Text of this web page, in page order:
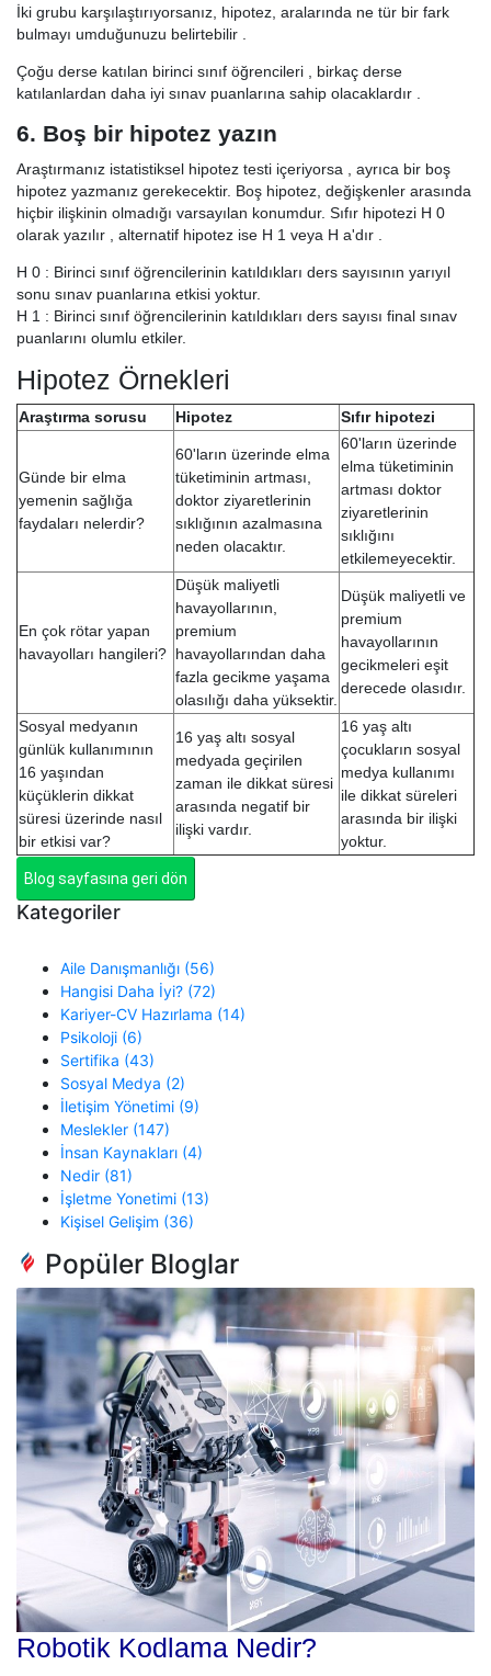
İki grubu karşılaştırıyorsanız, hipotez, aralarında ne tür bir fark
bulmayı umduğunuzu belirtebilir .
Çoğu derse katılan birinci sınıf öğrencileri , birkaç derse
katılanlardan daha iyi sınav puanlarına sahip olacaklardır .
6. Boş bir hipotez yazın
Araştırmanız istatistiksel hipotez testi içeriyorsa , ayrıca bir boş
hipotez yazmanız gerekecektir. Boş hipotez, değişkenler arasında
hiçbir ilişkinin olmadığı varsayılan konumdur. Sıfır hipotezi H 0
olarak yazılır , alternatif hipotez ise H 1 veya H a'dır .
H 0 : Birinci sınıf öğrencilerinin katıldıkları ders sayısının yarıyıl
sonu sınav puanlarına etkisi yoktur.
H 1 : Birinci sınıf öğrencilerinin katıldıkları ders sayısı final sınav
puanlarını olumlu etkiler.
Hipotez Örnekleri
Araştırma sorusu Hipotez Sıfır hipotezi
Günde bir elma
yemenin sağlığa
faydaları nelerdir?
60'ların üzerinde elma
tüketiminin artması,
doktor ziyaretlerinin
sıklığının azalmasına
neden olacaktır.
60'ların üzerinde
elma tüketiminin
artması doktor
ziyaretlerinin
sıklığını
etkilemeyecektir.
En çok rötar yapan
havayolları hangileri?
Düşük maliyetli
havayollarının,
premium
havayollarından daha
fazla gecikme yaşama
olasılığı daha yüksektir.
Düşük maliyetli ve
premium
havayollarının
gecikmeleri eşit
derecede olasıdır.
Sosyal medyanın
günlük kullanımının
16 yaşından
küçüklerin dikkat
süresi üzerinde nasıl
bir etkisi var?
16 yaş altı sosyal
medyada geçirilen
zaman ile dikkat süresi
arasında negatif bir
ilişki vardır.
16 yaş altı
çocukların sosyal
medya kullanımı
ile dikkat süreleri
arasında bir ilişki
yoktur.
Blog sayfasına geri dön
Kategoriler
Aile Danışmanlığı (56)
Hangisi Daha İyi? (72)
Kariyer-CV Hazırlama (14)
Psikoloji (6)
Sertifika (43)
Sosyal Medya (2)
İletişim Yönetimi (9)
Meslekler (147)
İnsan Kaynakları (4)
Nedir (81)
İşletme Yonetimi (13)
Kişisel Gelişim (36)
Popüler Bloglar
Robotik Kodlama Nedir?